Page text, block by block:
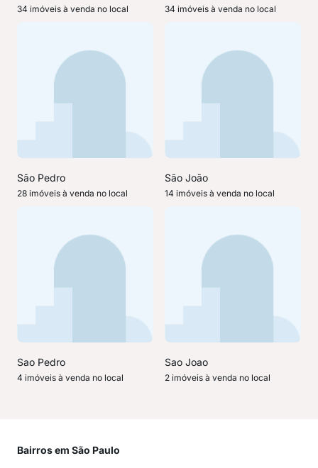
34 imóveis à venda no local 34 imóveis à venda no local
São Pedro
28 imóveis à venda no local
São João
14 imóveis à venda no local
Sao Pedro
4 imóveis à venda no local
Sao Joao
2 imóveis à venda no local
Bairros em São Paulo